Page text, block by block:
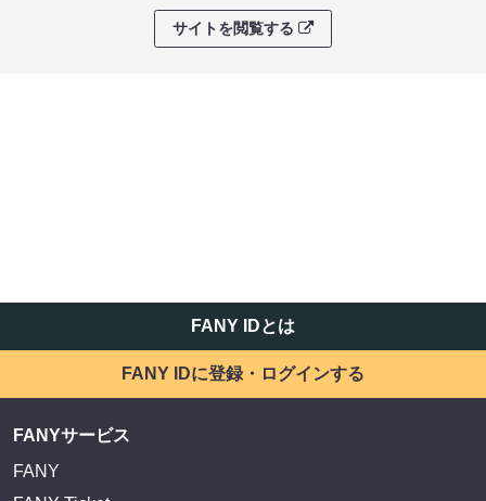
サイトを閲覧する
FANY IDとは
FANY IDに登録・ログインする
FANYサービス
FANY